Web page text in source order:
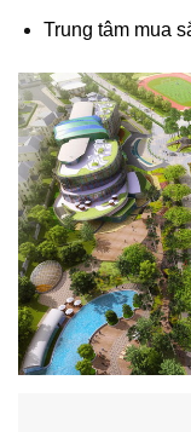
Trung tâm mua